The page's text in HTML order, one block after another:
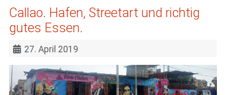
Callao. Hafen, Streetart und richtig
gutes Essen.
27. April 2019